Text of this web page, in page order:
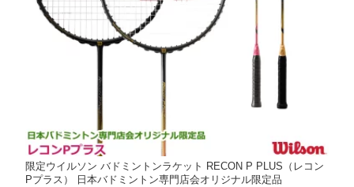
限定ウイルソン バドミントンラケット RECON P PLUS（レコン
Pプラス） 日本バドミントン専門店会オリジナル限定品